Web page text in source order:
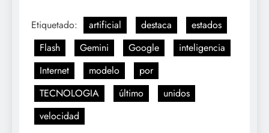
Etiquetado: artificial destaca
estados
Flash
Gemini Google
inteligencia
Internet
modelo
por
TECNOLOGIA
último
unidos
velocidad